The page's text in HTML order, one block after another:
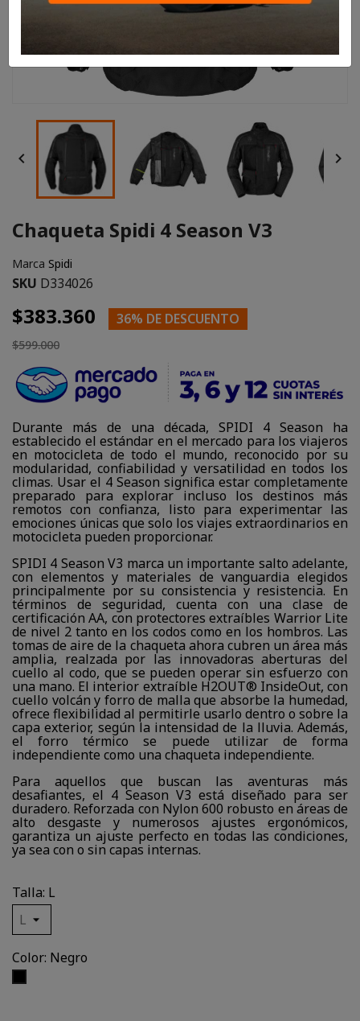
 
Chaqueta Spidi 4 Season V3
Marca Spidi
SKU D334026
$383.360 36% DE DESCUENTO
$599.000
Durante más de una década, SPIDI 4 Season ha
establecido el estándar en el mercado para los viajeros
en motocicleta de todo el mundo, reconocido por su
modularidad, confiabilidad y versatilidad en todos los
climas. Usar el 4 Season significa estar completamente
preparado para explorar incluso los destinos más
remotos con confianza, listo para experimentar las
emociones únicas que solo los viajes extraordinarios en
motocicleta pueden proporcionar.
SPIDI 4 Season V3 marca un importante salto adelante,
con elementos y materiales de vanguardia elegidos
principalmente por su consistencia y resistencia. En
términos de seguridad, cuenta con una clase de
certificación AA, con protectores extraíbles Warrior Lite
de nivel 2 tanto en los codos como en los hombros. Las
tomas de aire de la chaqueta ahora cubren un área más
amplia, realzada por las innovadoras aberturas del
cuello al codo, que se pueden operar sin esfuerzo con
una mano. El interior extraíble H2OUT® InsideOut, con
cuello volcán y forro de malla que absorbe la humedad,
ofrece flexibilidad al permitirle usarlo dentro o sobre la
capa exterior, según la intensidad de la lluvia. Además,
el forro térmico se puede utilizar de forma
independiente como una chaqueta independiente.
Para aquellos que buscan las aventuras más
desafiantes, el 4 Season V3 está diseñado para ser
duradero. Reforzada con Nylon 600 robusto en áreas de
alto desgaste y numerosos ajustes ergonómicos,
garantiza un ajuste perfecto en todas las condiciones,
ya sea con o sin capas internas.
Talla: L
Color: Negro